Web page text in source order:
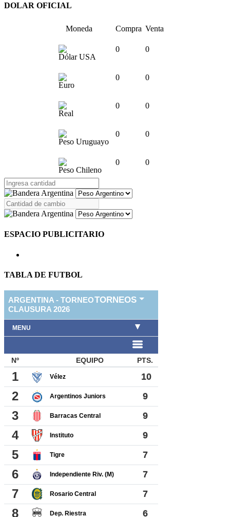
DOLAR OFICIAL
Moneda Compra Venta
Dólar USA
0 0
Euro
0 0
Real
0 0
Peso Uruguayo
0 0
Peso Chileno
0 0
ESPACIO PUBLICITARIO
TABLA DE FUTBOL